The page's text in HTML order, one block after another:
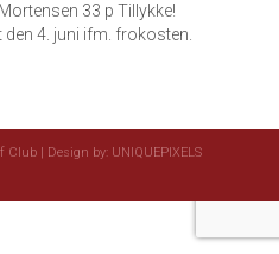
33 p Tillykke!
4. juni ifm. frokosten.
Club | Design by: UNIQUEPIXELS